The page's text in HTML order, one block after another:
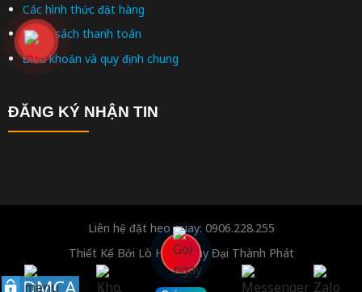
Các hình thức đặt hàng
Chính sách thanh toán
Điều khoản và quy định chung
ĐĂNG KÝ NHẬN TIN
Liên hệ đặt heo quay: 0906.228.255
Thiết Kế Bởi Lò Heo Quay Đại Thành Phát